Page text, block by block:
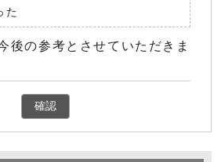
た
後の参考とさせていただきま
確認